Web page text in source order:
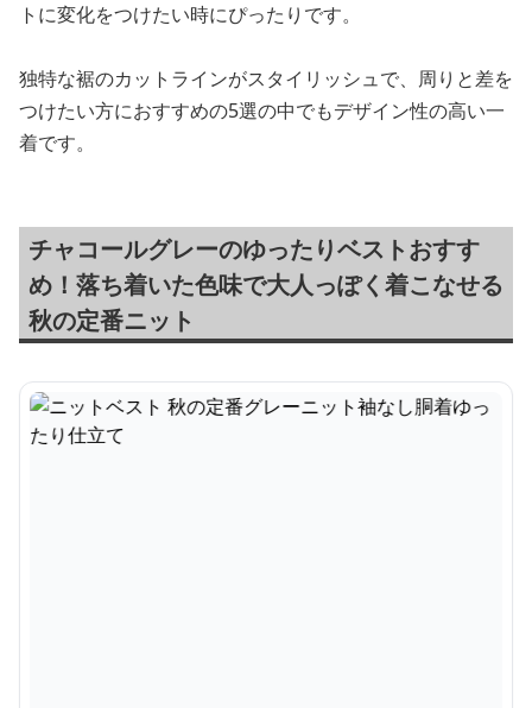
トに変化をつけたい時にぴったりです。
独特な裾のカットラインがスタイリッシュで、周りと差を
つけたい方におすすめの5選の中でもデザイン性の高い一
着です。
チャコールグレーのゆったりベストおすす
め！落ち着いた色味で大人っぽく着こなせる
秋の定番ニット